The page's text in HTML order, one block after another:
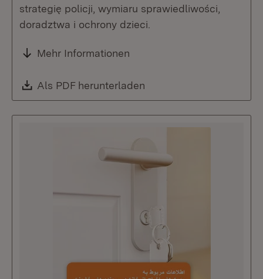
strategię policji, wymiaru sprawiedliwości,
doradztwa i ochrony dzieci.
Mehr Informationen
Download:
Als PDF herunterladen